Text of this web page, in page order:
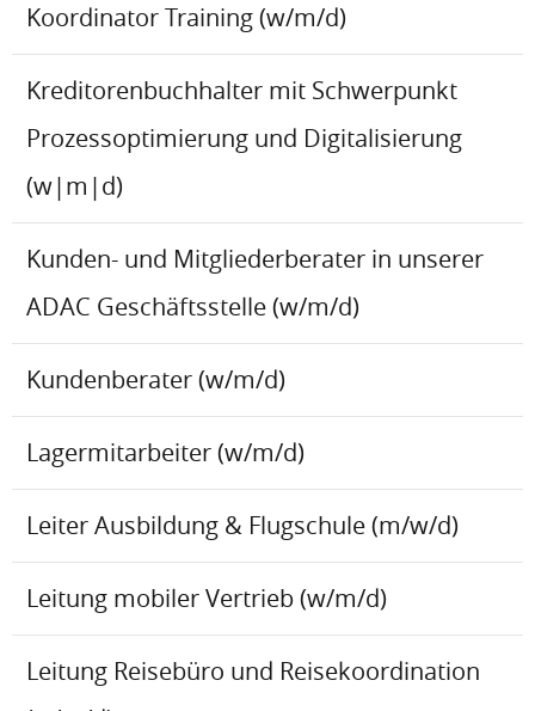
Koordinator Training (w/m/d)
Kreditorenbuchhalter mit Schwerpunkt
Prozessoptimierung und Digitalisierung
(w|m|d)
Kunden- und Mitgliederberater in unserer
ADAC Geschäftsstelle (w/m/d)
Kundenberater (w/m/d)
Lagermitarbeiter (w/m/d)
Leiter Ausbildung & Flugschule (m/w/d)
Leitung mobiler Vertrieb (w/m/d)
Leitung Reisebüro und Reisekoordination